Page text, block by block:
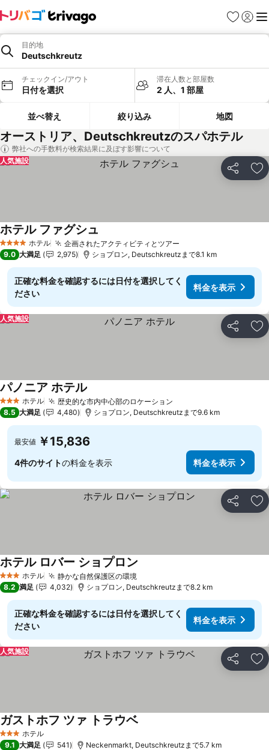
お気に入り
ログイ
メ
目的地
Deutschkreutz
チェックイン/アウト
日付を選択
滞在人数と部屋数
2 人、1 部屋
並べ替え 絞り込み 地図
オーストリア、Deutschkreutzのスパホテル
弊社への手数料が検索結果に及ぼす影響について
シェア お
人気施設
4 ホテルのランク
ホテル 企画されたアクティビティとツアー
ホテル ファグシュ
9.0 大満足 2,975 ショプロン, Deutschkreutzまで8.1 km
正確な料金を確認するには日付を選択してく
ださい
料金を表示
シェア お
人気施設
3 ホテルのランク
ホテル 歴史的な市内中心部のロケーション
パノニア ホテル
8.5 大満足 4,480 ショプロン, Deutschkreutzまで9.6 km
最安値 ￥15,836
4件のサイトの料金を表示 料金を表示
シェア お
3 ホテルのランク
ホテル 静かな自然保護区の環境料金を表示
ホテル ロバー ショプロン
8.2 満足 4,032 ショプロン, Deutschkreutzまで8.2 km
正確な料金を確認するには日付を選択してく
ださい
料金を表示
シェア お
人気施設
3 ホテルのランク
ホテル
ガストホフ ツァ トラウベ料金を表示
9.1 大満足 541 Neckenmarkt, Deutschkreutzまで5.7 km